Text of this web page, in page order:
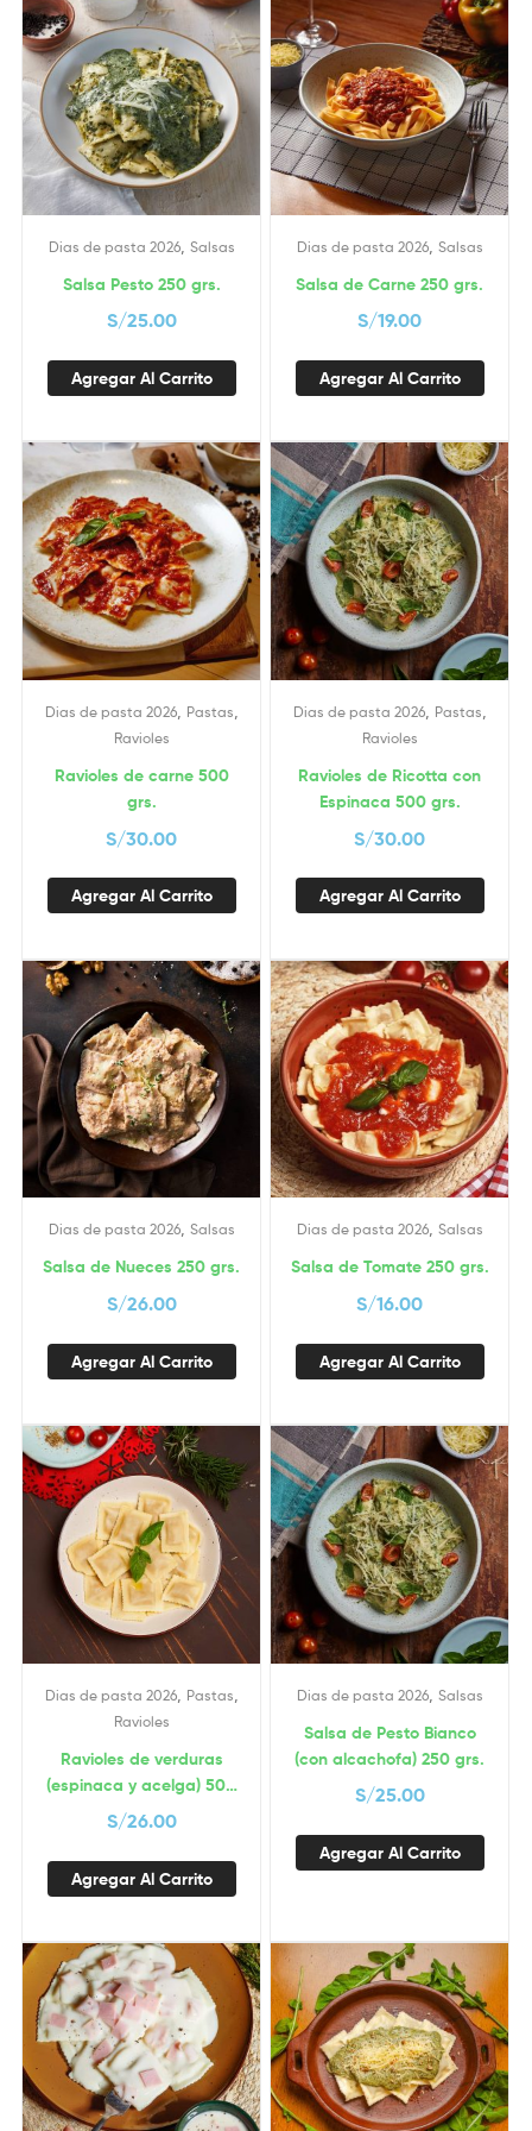
Dias de pasta 2026, Salsas
Salsa Pesto 250 grs.
S/25.00
Agregar Al Carrito
Dias de pasta 2026, Salsas
Salsa de Carne 250 grs.
S/19.00
Agregar Al Carrito
Dias de pasta 2026, Pastas
Ravioles
Ravioles de carne 500
grs.
S/30.00
Agregar Al Carrito
Dias de pasta 2026, Pastas
Ravioles
Ravioles de Ricotta con
Espinaca 500 grs.
S/30.00
Agregar Al Carrito
Dias de pasta 2026, Salsas
Salsa de Nueces 250 grs.
S/26.00
Agregar Al Carrito
Dias de pasta 2026, Salsas
Salsa de Tomate 250 grs.
S/16.00
Agregar Al Carrito
Dias de pasta 2026, Pastas
Ravioles
Ravioles de verduras
(espinaca y acelga) 500
grs.
S/26.00
Agregar Al Carrito
Dias de pasta 2026, Salsas
Salsa de Pesto Bianco
(con alcachofa) 250 grs.
S/25.00
Agregar Al Carrito